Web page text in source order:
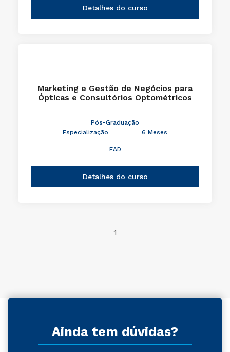
Detalhes do curso
Marketing e Gestão de Negócios para
Ópticas e Consultórios Optométricos
Pós-Graduação
Especialização
6 Meses
EAD
Detalhes do curso
1
Ainda tem dúvidas?